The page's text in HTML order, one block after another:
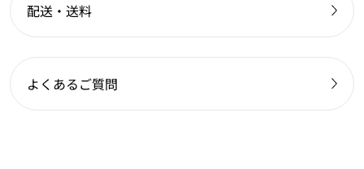
配送・送料
よくあるご質問